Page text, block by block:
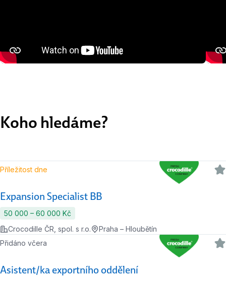
Koho hledáme?
Expansion Specialist BB
Příležitost dne
50 000 ‍–‍ 60 000 Kč
Crocodille ČR, spol. s r.o.
Praha – Hloubětín
Asistent/ka exportního oddělení
Přidáno včera